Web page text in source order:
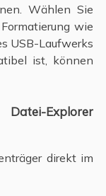
Wählen Sie
wie
USB-Laufwerks
ist, können
Explorer
direkt im